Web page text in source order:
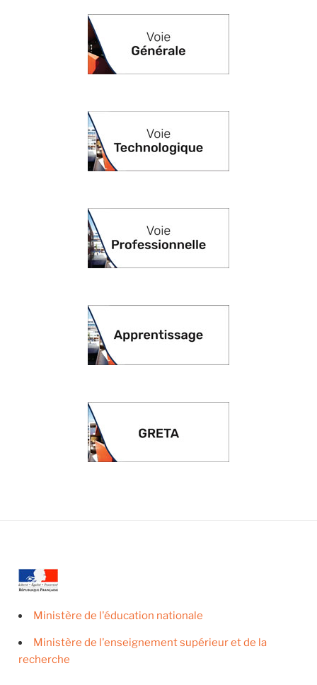
Ministère de l'éducation nationale
Ministère de l'enseignement supérieur et de la
recherche